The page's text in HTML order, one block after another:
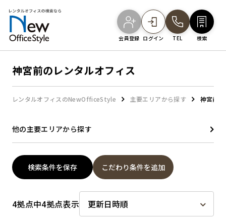
会員登録 ログイン TEL 検索
オフィスを探す
駅・路線から探す
地図から探す
神宮前のレンタルオフィス
レンタルオフィスのNewOfficeStyle 主要エリアから探す 神宮前
他の主要エリアから探す
検索条件を保存 こだわり条件を追加
4拠点中4拠点表示